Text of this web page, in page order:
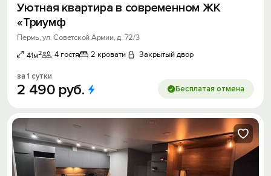
Уютная квартира в современном ЖК
«Триумф
Пермь, ул. Советской Армии, д. 72/3
41м2 4 гостя 2 кровати Закрытый двор
за 1 сутки
2 490 руб. Бесплатая отмена